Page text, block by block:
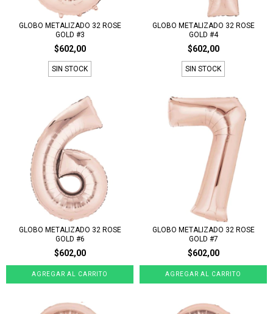
GLOBO METALIZADO 32 ROSE
GOLD #3
$602,00
SIN STOCK
GLOBO METALIZADO 32 ROSE
GOLD #4
$602,00
SIN STOCK
GLOBO METALIZADO 32 ROSE
GOLD #6
$602,00
GLOBO METALIZADO 32 ROSE
GOLD #7
$602,00